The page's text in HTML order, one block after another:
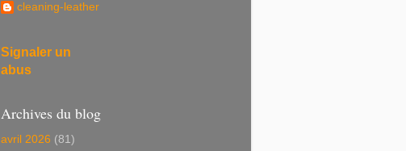
cleaning-leather
Signaler un
abus
Archives du blog
avril 2026 (81)